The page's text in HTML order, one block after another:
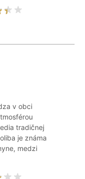
v obci
tradičnej
je známa
medzi